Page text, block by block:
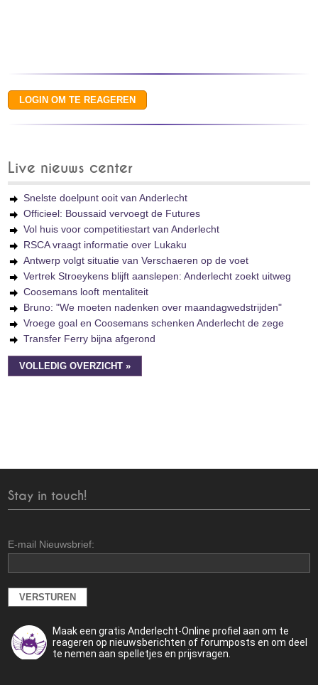
Live nieuws center
Snelste doelpunt ooit van Anderlecht
Officieel: Boussaid vervoegt de Futures
Vol huis voor competitiestart van Anderlecht
RSCA vraagt informatie over Lukaku
Antwerp volgt situatie van Verschaeren op de voet
Vertrek Stroeykens blijft aanslepen: Anderlecht zoekt uitweg
Coosemans looft mentaliteit
Bruno: "We moeten nadenken over maandagwedstrijden"
Vroege goal en Coosemans schenken Anderlecht de zege
Transfer Ferry bijna afgerond
VOLLEDIG OVERZICHT »
Stay in touch!
E-mail Nieuwsbrief:
Maak een gratis Anderlecht-Online profiel aan om te
reageren op nieuwsberichten of forumposts en om deel
te nemen aan spelletjes en prijsvragen.